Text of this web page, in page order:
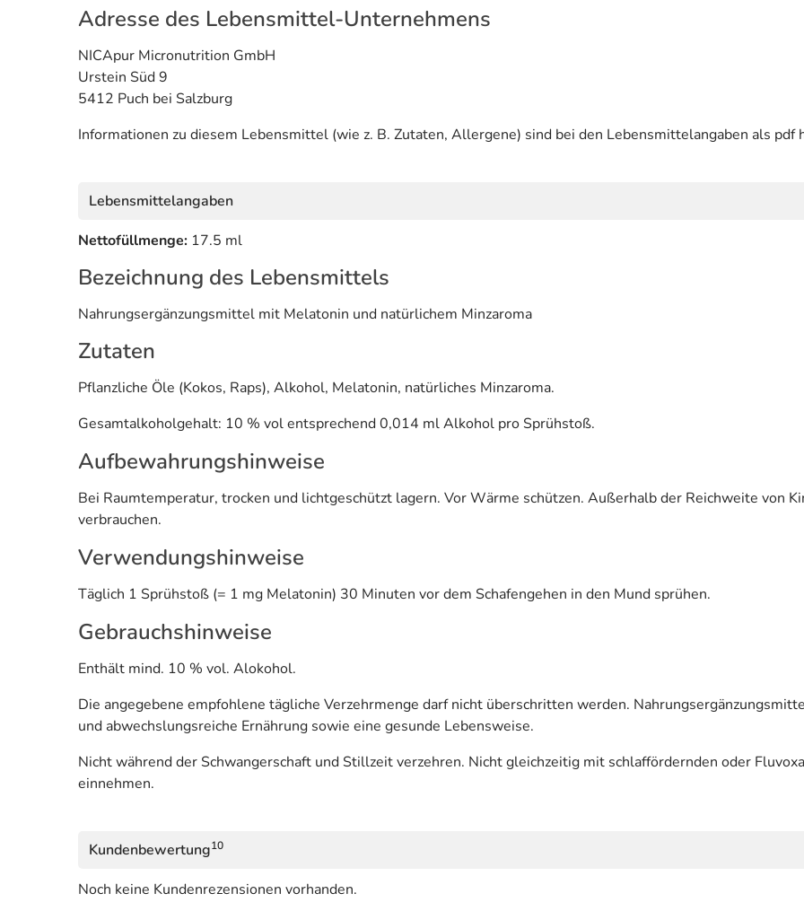
Adresse des Lebensmittel-Unternehmens
NICApur Micronutrition GmbH
Urstein Süd 9
5412 Puch bei Salzburg
Informationen zu diesem Lebensmittel (wie z. B. Zutaten, Allergene) sind bei den Lebensmittelangaben als pdf
Lebensmittelangaben
Nettofüllmenge: 17.5 ml
Bezeichnung des Lebensmittels
Nahrungsergänzungsmittel mit Melatonin und natürlichem Minzaroma
Zutaten
Pflanzliche Öle (Kokos, Raps), Alkohol, Melatonin, natürliches Minzaroma.
Gesamtalkoholgehalt: 10 % vol entsprechend 0,014 ml Alkohol pro Sprühstoß.
Aufbewahrungshinweise
Bei Raumtemperatur, trocken und lichtgeschützt lagern. Vor Wärme schützen. Außerhalb der Reichweite von
verbrauchen.
Verwendungshinweise
Täglich 1 Sprühstoß (= 1 mg Melatonin) 30 Minuten vor dem Schafengehen in den Mund sprühen.
Gebrauchshinweise
Enthält mind. 10 % vol. Alokohol.
Die angegebene empfohlene tägliche Verzehrmenge darf nicht überschritten werden.
und abwechslungsreiche Ernährung sowie eine gesunde Lebensweise.
Nicht während der Schwangerschaft und Stillzeit verzehren. Nicht gleichzeitig mit schlaffördernden oder
einnehmen.
Kundenbewertung10
Noch keine Kundenrezensionen vorhanden.